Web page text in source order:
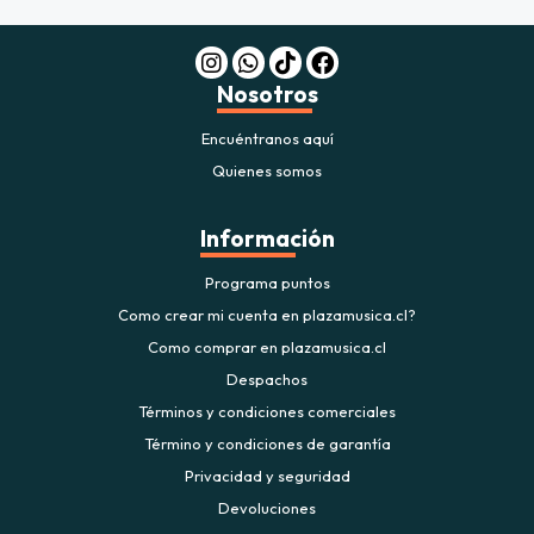
Nosotros
Encuéntranos aquí
Quienes somos
Información
Programa puntos
Como crear mi cuenta en plazamusica.cl?
Como comprar en plazamusica.cl
Despachos
Términos y condiciones comerciales
Término y condiciones de garantía
Privacidad y seguridad
Devoluciones